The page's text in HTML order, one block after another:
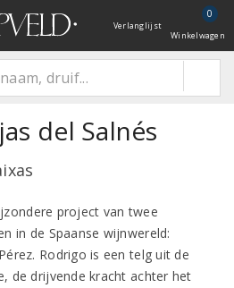
Verlanglijst
0
Winkelwagen
del Salnés
project van twee
in de Spaanse wijnwereld:
Rodrigo is een telg uit de
de drijvende kracht achter het